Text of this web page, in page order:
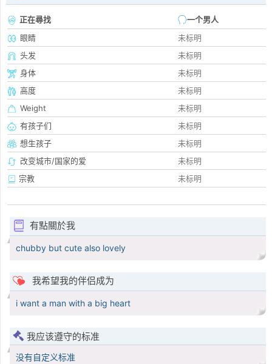
正在尋找
一个男人
眼睛
未标明
头发
未标明
身体
未标明
高度
未标明
Weight
未标明
有孩子们
未标明
想生孩子
未标明
改变城市/国家的爱
未标明
宗教
未标明
有點關於我
chubby but cute also lovely
我希望我的伴侣成为
i want a man with a big heart
我应该遵守的标准
没有自定义标准